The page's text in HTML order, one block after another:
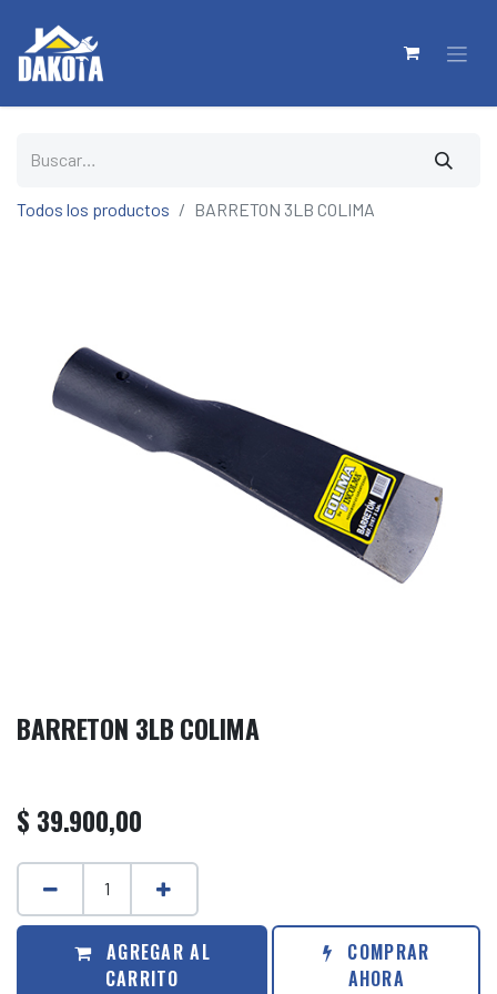
Todos los productos BARRETON 3LB COLIMA
BARRETON 3LB COLIMA
$ 39.900,00
AGREGAR AL
CARRITO
COMPRAR
AHORA